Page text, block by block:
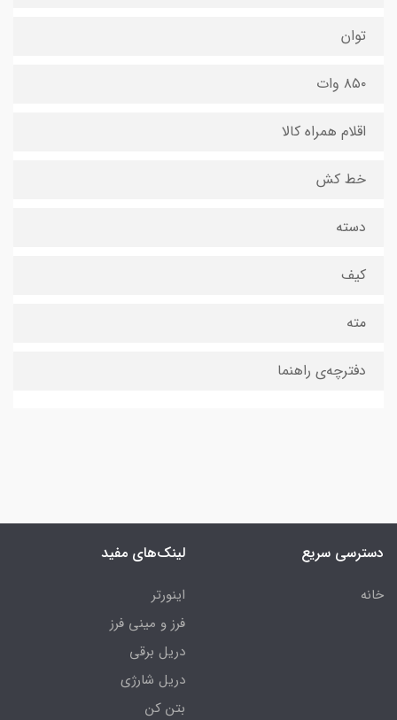
توان
۸۵۰ وات
اقلام همراه کالا
خط کش
دسته
کیف
مته
دفترچه‌ی راهنما
دسترسی سریع
خانه
لینک‌های مفید
اینورتر
فرز و مینی فرز
دریل برقی
دریل شارژی
بتن کن